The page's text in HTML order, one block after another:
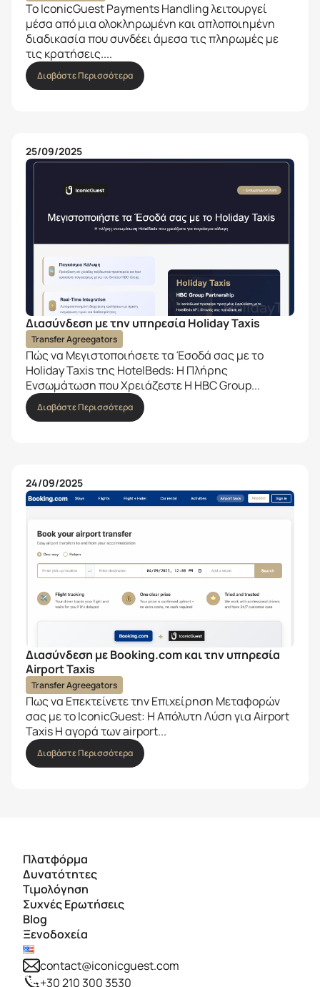
Το IconicGuest Payments Handling λειτουργεί
μέσα από μια ολοκληρωμένη και απλοποιημένη
διαδικασία που συνδέει άμεσα τις πληρωμές με
τις κρατήσεις....
Διαβάστε Περισσότερα
25/09/2025
Διασύνδεση με την υπηρεσία Holiday Taxis
Transfer Agreegators
Πώς να Μεγιστοποιήσετε τα Έσοδά σας με το
Holiday Taxis της HotelBeds: Η Πλήρης
Ενσωμάτωση που Χρειάζεστε Η HBC Group...
Διαβάστε Περισσότερα
24/09/2025
Διασύνδεση με Booking.com και την υπηρεσία
Airport Taxis
Transfer Agreegators
Πως να Επεκτείνετε την Επιχείρηση Μεταφορών
σας με το IconicGuest: Η Απόλυτη Λύση για Airport
Taxis Η αγορά των airport...
Διαβάστε Περισσότερα
Πλατφόρμα
Δυνατότητες
Τιμολόγηση
Συχνές Ερωτήσεις
Blog
Ξενοδοχεία
contact@iconicguest.com
+30 210 300 3530